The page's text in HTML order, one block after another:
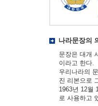
나라문장의
문장은 대개
이라고 한다.
우리나라의
진 리본으로
1963년 12월
로 사용하고